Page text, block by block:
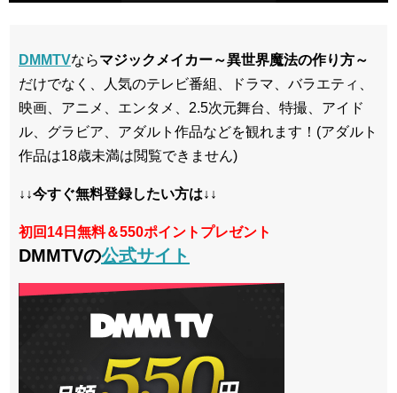
DMMTVならマジックメイカー～異世界魔法の作り方～
だけでなく、人気のテレビ番組、ドラマ、バラエティ、
映画、アニメ、エンタメ、2.5次元舞台、特撮、アイド
ル、グラビア、アダルト作品などを観れます！(アダルト
作品は18歳未満は閲覧できません)
↓↓今すぐ無料登録したい方は↓↓
初回14日無料＆550ポイントプレゼント
DMMTVの公式サイト